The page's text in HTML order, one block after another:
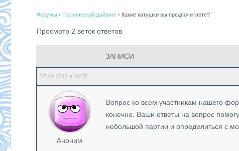
Форумы › Технический дайвинг › Какие катушки вы предпочитаете?
Просмотр 2 веток ответов
ЗАПИСИ
07.09.2012 в 19:37
Аноним
Вопрос ко всем участникам нашего
конечно. Ваши ответы на вопрос
небольшой партии и определиться с